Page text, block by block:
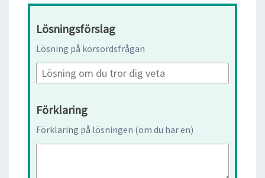
Lösningsförslag
Lösning på korsordsfrågan
Förklaring
Förklaring på lösningen (om du har en)